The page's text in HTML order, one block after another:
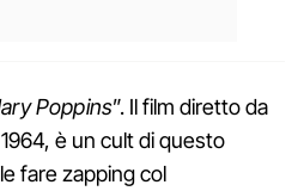
Poppins”. Il film diretto da
è un cult di questo
fare zapping col